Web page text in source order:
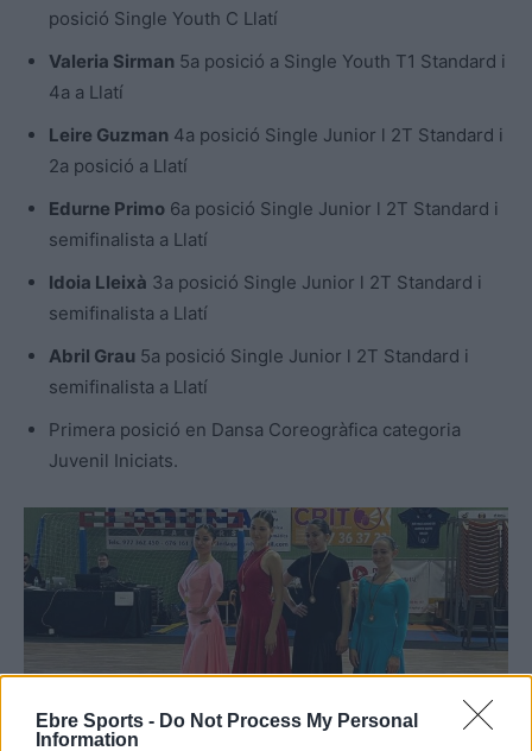
Ebre Sports - Do Not Process My Personal
Information
posició Single Youth C Llatí
Valeria Sirman 5a posició a Single Youth T1 Standard i
4a a Llatí
Leire Guzman 4a posició Single Junior l 2T Standard i
2a posició a Llatí
Edurne Primo 6a posició Single Junior l 2T Standard i
semifinalista a Llatí
Idoia Lleixà 3a posició Single Junior l 2T Standard i
semifinalista a Llatí
Abril Grau 5a posició Single Junior l 2T Standard i
semifinalista a Llatí
Primera posició en Dansa Coreogràfica categoria
Juvenil Iniciats.